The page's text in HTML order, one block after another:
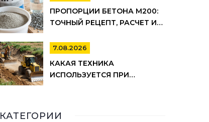
ПРОПОРЦИИ БЕТОНА М200:
ТОЧНЫЙ РЕЦЕПТ, РАСЧЕТ И
7.08.2026
КАКАЯ ТЕХНИКА
ИСПОЛЬЗУЕТСЯ ПРИ
КАТЕГОРИИ